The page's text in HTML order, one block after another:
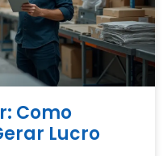
Como
Lucro